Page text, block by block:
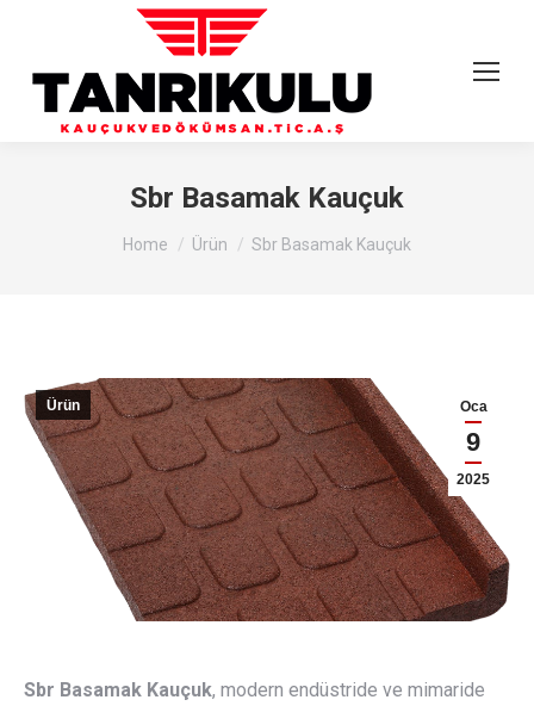
Sbr Basamak Kauçuk
You are here:
Home Ürün Sbr Basamak Kauçuk
Oca
9
2025
Ürün
Sbr Basamak Kauçuk, modern endüstride ve mimaride